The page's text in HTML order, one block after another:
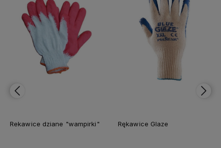
Rekawice dziane "wampirki" Rękawice Glaze